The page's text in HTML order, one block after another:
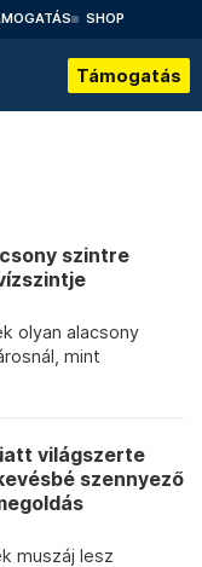
SHOP
Támogatás
szintre
olyan alacsony
mint
világszerte
szennyező
muszáj lesz